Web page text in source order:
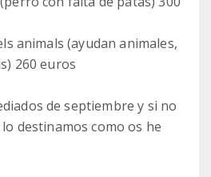
animals (ayudan animales,
260 euros
de septiembre y si no
destinamos como os he